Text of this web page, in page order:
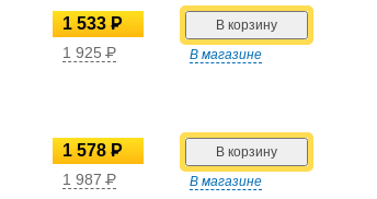
В магазине
1 533 P
УБ.
1 925P
В магазине
1 578 P
УБ.
1 987P